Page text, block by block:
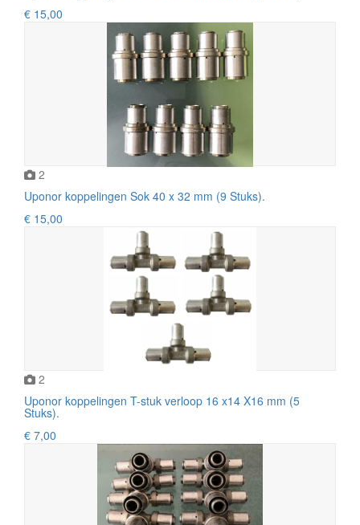
€ 15,00
2
Uponor koppelingen Sok 40 x 32 mm (9 Stuks).
€ 15,00
2
Uponor koppelingen T-stuk verloop 16 x14 X16 mm (5
Stuks).
€ 7,00